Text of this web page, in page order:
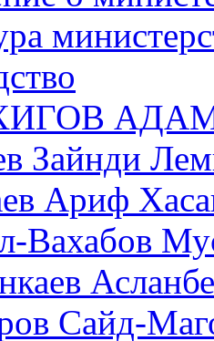
Зайнди
Ариф
Вахабов
Сайд-